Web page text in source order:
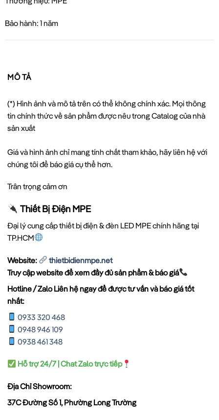
Bảo hành: 1 năm
MÔ TẢ
(*) Hình ảnh và mô tả trên có thể không chính xác. Mọi thông
tin chính thức về sản phẩm được nêu trong Catalog của nhà
sản xuất
Giá và hình ảnh chỉ mang tính chất tham khảo, hãy liên hệ với
chúng tôi để báo giá cụ thể hơn.
Trân trọng cảm ơn
Thiết Bị Điện MPE
Đại lý cung cấp thiết bị điện & đèn LED MPE chính hãng tại
TP.HCM
Website:
thietbidienmpe.net
Truy cập website để xem đầy đủ sản phẩm & báo giá
Hotline / Zalo Liên hệ ngay để được tư vấn và báo giá tốt
nhất:
0933 320 468
0948 946 109
0938 461 348
Hỗ trợ 24/7 | Chat Zalo trực tiếp
Địa Chỉ Showroom:
37C Đường Số 1, Phường Long Trường